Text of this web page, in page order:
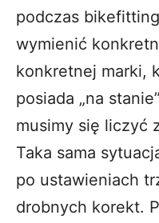
podczas
wymienić
konkretnej marki,
posiada „na
musimy się liczyć
Taka sama
po ustawieniach
drobnych korekt.